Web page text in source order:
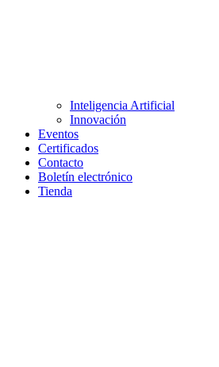
Inteligencia Artificial
Innovación
Eventos
Certificados
Contacto
Boletín electrónico
Tienda